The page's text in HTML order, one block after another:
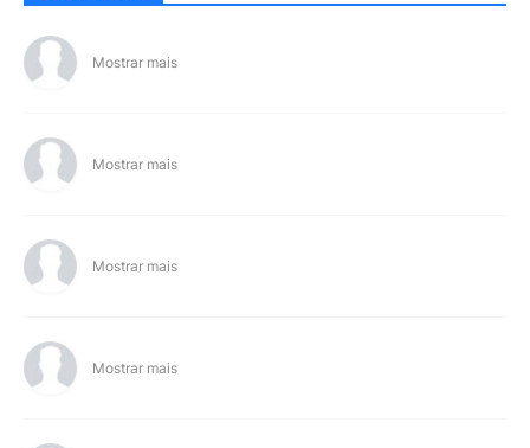
Mostrar mais
Mostrar mais
Mostrar mais
Mostrar mais